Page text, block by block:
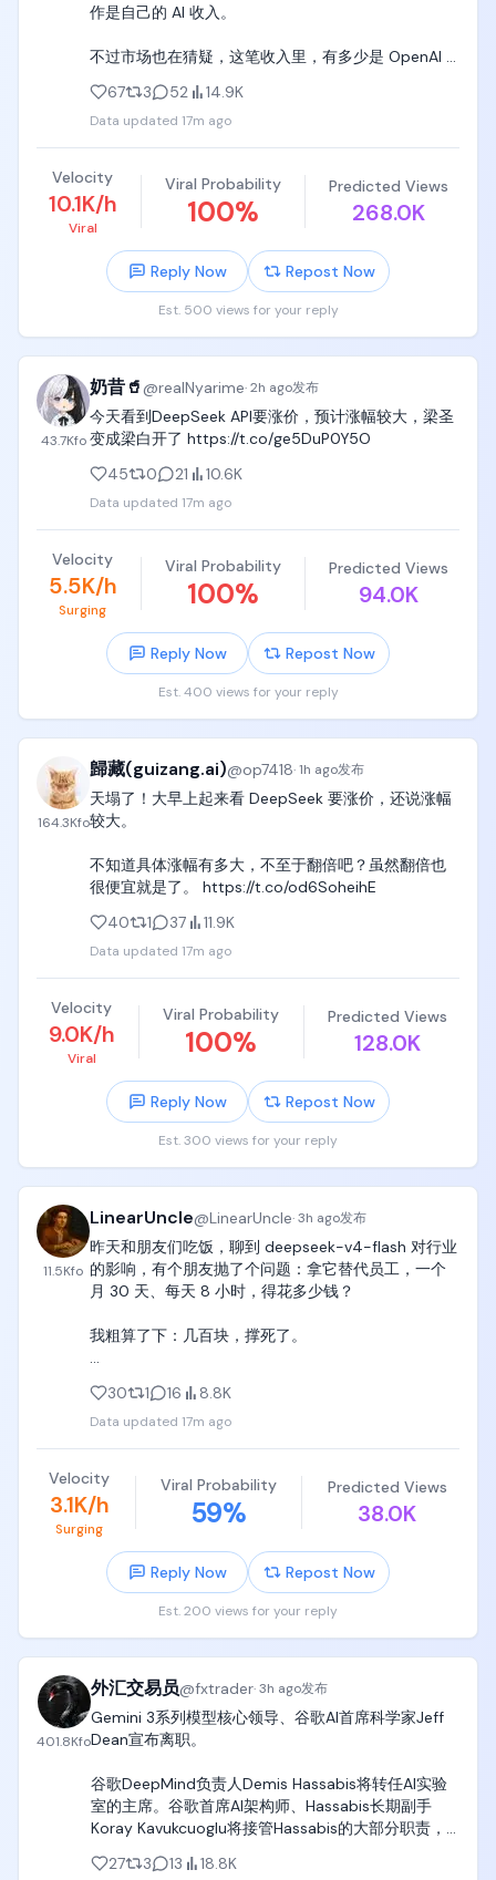
作是自己的 AI 收入。
不过市场也在猜疑，这笔收入里，有多少是 OpenAI
形成的账面收入。 https://t.co/7cjUvMkaGQ
67 3 52 14.9K
Data updated 17m ago
Velocity
10.1K/h
Viral
Viral Probability
100%
Predicted Views
268.0K
Reply Now Repost Now
Est. 500 views for your reply
43.7Kfo
奶昔🥤@realNyarime·2h ago发布
今天看到DeepSeek API要涨价，预计涨幅较大，梁圣
变成梁白开了 https://t.co/ge5DuP0Y5O
45
0 21 10.6K
Data updated 17m ago
Velocity
5.5K/h
Surging
Viral Probability
100%
Predicted Views
94.0K
Reply Now Repost Now
Est. 400 views for your reply
164.3Kfo
歸藏(guizang.ai)@op7418·1h ago发布
天塌了！大早上起来看 DeepSeek 要涨价，还说涨幅
较大。
不知道具体涨幅有多大，不至于翻倍吧？虽然翻倍也
很便宜就是了。 https://t.co/od6SoheihE
40
1 37 11.9K
Data updated 17m ago
Velocity
9.0K/h
Viral
Viral Probability
100%
Predicted Views
128.0K
Reply Now Repost Now
Est. 300 views for your reply
11.5Kfo
LinearUncle@LinearUncle·3h ago发布
昨天和朋友们吃饭，聊到 deepseek-v4-flash 对行业
的影响，有个朋友抛了个问题：拿它替代员工，一个
月 30 天、每天 8 小时，得花多少钱？
我粗算了下：几百块，撑死了。
久？
后来我们又往深了聊：真要替代真人，企业该怎么搭
系统、workflow 和组织架构？留下来的员工得具备什
么能力？这些想清楚，这个方向才算真正落地。
30 1 16 8.8K
Data updated 17m ago
Velocity
3.1K/h
Surging
Viral Probability
59%
Predicted Views
38.0K
Reply Now Repost Now
Est. 200 views for your reply
401.8Kfo
外汇交易员@fxtrader·3h ago发布
Gemini 3系列模型核心领导、谷歌AI首席科学家Jeff
Dean宣布离职。
谷歌DeepMind负责人Demis Hassabis将转任AI实验
室的主席。谷歌首席AI架构师、Hassabis长期副手
Koray Kavukcuoglu将接管Hassabis的大部分职责，
27 3 13 18.8K